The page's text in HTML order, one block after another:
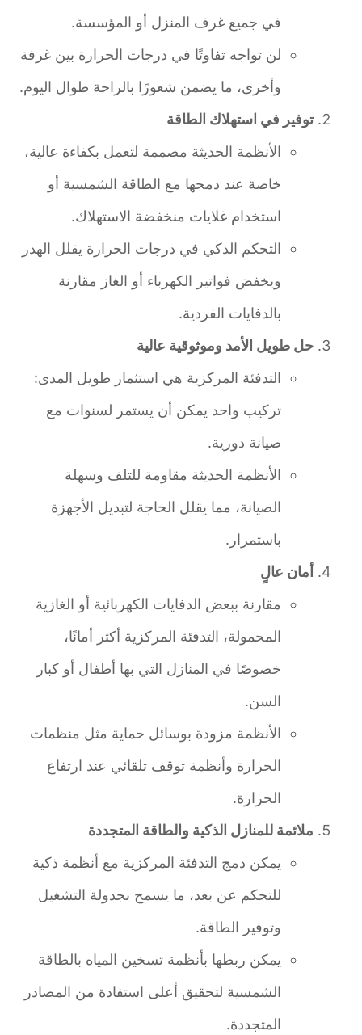
في جميع غرف المنزل أو المؤسسة.
لن تواجه تفاوتًا في درجات الحرارة بين غرفة
وأخرى، ما يضمن شعورًا بالراحة طوال اليوم.
توفير في استهلاك الطاقة
الأنظمة الحديثة مصممة لتعمل بكفاءة عالية،
خاصة عند دمجها مع الطاقة الشمسية أو
استخدام غلايات منخفضة الاستهلاك.
التحكم الذكي في درجات الحرارة يقلل الهدر
ويخفض فواتير الكهرباء أو الغاز مقارنة
بالدفايات الفردية.
حل طويل الأمد وموثوقية عالية
التدفئة المركزية هي استثمار طويل المدى:
تركيب واحد يمكن أن يستمر لسنوات مع
صيانة دورية.
الأنظمة الحديثة مقاومة للتلف وسهلة
الصيانة، مما يقلل الحاجة لتبديل الأجهزة
باستمرار.
أمان عالٍ
مقارنة ببعض الدفايات الكهربائية أو الغازية
المحمولة، التدفئة المركزية أكثر أمانًا،
خصوصًا في المنازل التي بها أطفال أو كبار
السن.
الأنظمة مزودة بوسائل حماية مثل منظمات
الحرارة وأنظمة توقف تلقائي عند ارتفاع
الحرارة.
ملائمة للمنازل الذكية والطاقة المتجددة
يمكن دمج التدفئة المركزية مع أنظمة ذكية
للتحكم عن بعد، ما يسمح بجدولة التشغيل
وتوفير الطاقة.
يمكن ربطها بأنظمة تسخين المياه بالطاقة
الشمسية لتحقيق أعلى استفادة من المصادر
المتجددة.